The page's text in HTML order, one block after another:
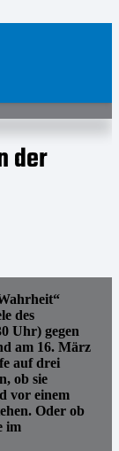
der
des
Uhr) gegen
am 16. März
auf drei
ob sie
vor einem
Oder ob
im